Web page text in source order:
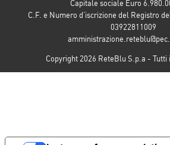
Capitale sociale Euro
C.F. e Numero d’iscrizione del Registro
03922811009
Copyright 2026 ReteBlu S.p.a - Tutti